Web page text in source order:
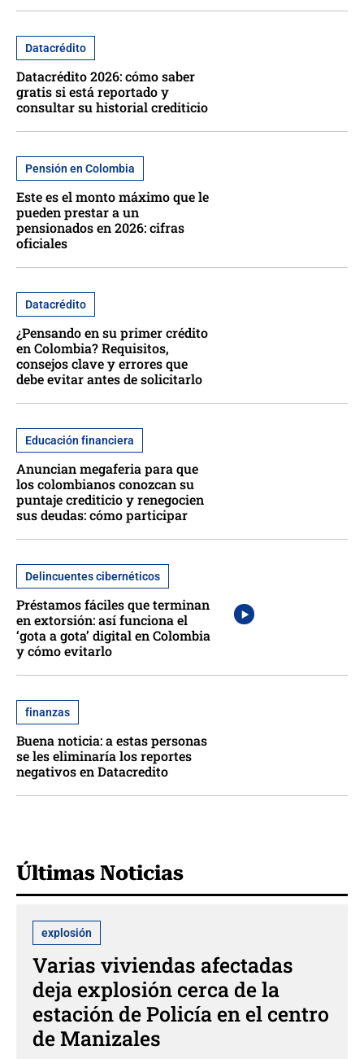
Datacrédito
Datacrédito 2026: cómo saber
gratis si está reportado y
consultar su historial crediticio
Pensión en Colombia
Este es el monto máximo que le
pueden prestar a un
pensionados en 2026: cifras
oficiales
Datacrédito
¿Pensando en su primer crédito
en Colombia? Requisitos,
consejos clave y errores que
debe evitar antes de solicitarlo
Educación financiera
Anuncian megaferia para que
los colombianos conozcan su
puntaje crediticio y renegocien
sus deudas: cómo participar
Delincuentes cibernéticos
Préstamos fáciles que terminan
en extorsión: así funciona el
‘gota a gota’ digital en Colombia
y cómo evitarlo
finanzas
Buena noticia: a estas personas
se les eliminaría los reportes
negativos en Datacredito
Últimas Noticias
explosión
Varias viviendas afectadas
deja explosión cerca de la
estación de Policía en el centro
de Manizales